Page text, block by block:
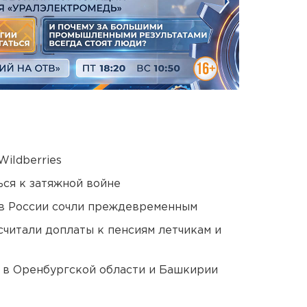
к затяжной войне
России сочли преждевременным
доплаты к пенсиям летчикам и
в Оренбургской области и Башкирии